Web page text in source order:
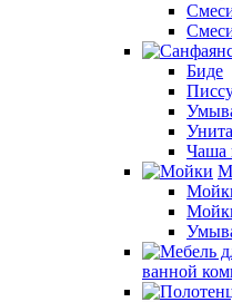
Биде
Чаша
ванной